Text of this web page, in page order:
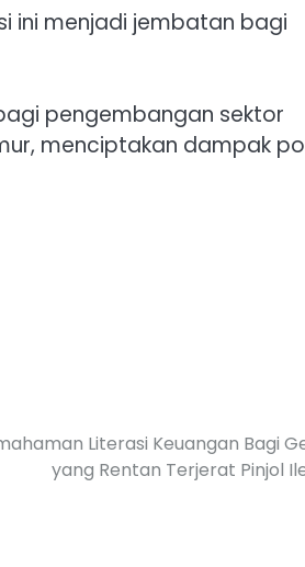
ini menjadi jembatan bagi
pengembangan sektor
menciptakan dampak
Literasi Keuangan Bagi
yang Rentan Terjerat Pinjol